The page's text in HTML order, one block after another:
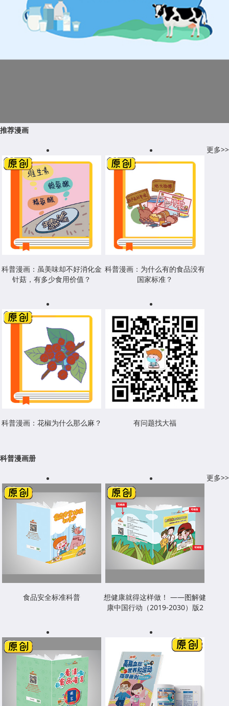
推荐漫画
更多>>
科普漫画：虽美味却不好消化金
针菇，有多少食用价值？
科普漫画：为什么有的食品没有
国家标准？
科普漫画：花椒为什么那么麻？ 有问题找大福
科普漫画册
更多>>
食品安全标准科普
想健康就得这样做！ ——图解健
康中国行动（2019-2030）版2